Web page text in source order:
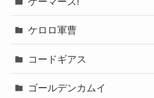
ケロロ軍曹
コードギアス
ゴールデンカムイ